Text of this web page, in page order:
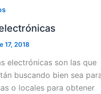
17, 2018
electrónicas son las que
buscando bien sea
o locales para obtener